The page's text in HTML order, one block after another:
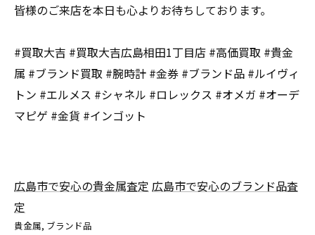
皆様のご来店を本日も心よりお待ちしております。
#買取大吉 #買取大吉広島相田1丁目店 #高価買取 #貴金
属 #ブランド買取 #腕時計 #金券 #ブランド品 #ルイヴィ
トン #エルメス #シャネル #ロレックス #オメガ #オーデ
マピゲ #金貨 #インゴット
広島市で安心の貴金属査定 広島市で安心のブランド品査
定
貴金属 ブランド品